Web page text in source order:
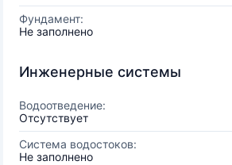
Фундамент:
Не заполнено
Инженерные системы
Водоотведение:
Отсутствует
Система водостоков:
Не заполнено